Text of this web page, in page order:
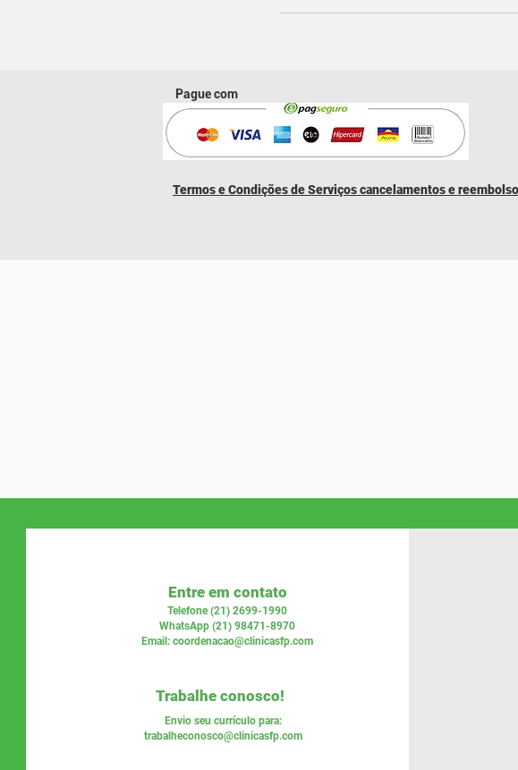
Pague com
​Termos e Condições de Serviços cancelamentos e
Entre em contato
Telefone (21) 2699-1990
WhatsApp (21) 98471-8970
Email:coordenacao@clinicasfp.com
Trabalhe conosco!
Envio seu currículo para:
trabalheconosco@clinicasfp.com